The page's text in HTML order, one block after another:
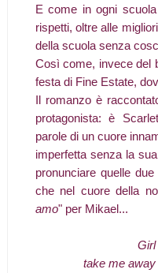
E come in ogni
rispetti, oltre alle
della scuola senza
Così come, invece del
festa di Fine Estate,
Il romanzo è
protagonista: è
parole di un cuore
imperfetta senza la
pronunciare quelle
che nel cuore della
amo" per Mikael...
Girl
take me